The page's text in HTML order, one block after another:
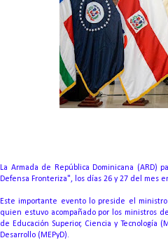
La Armada de República Dominicana (ARD)
Defensa Fronteriza", los días 26 y 27 del mes
Este importante evento lo preside el
quien estuvo acompañado por los ministros
de Educación Superior, Ciencia y Tecnología
Desarrollo (MEPyD).